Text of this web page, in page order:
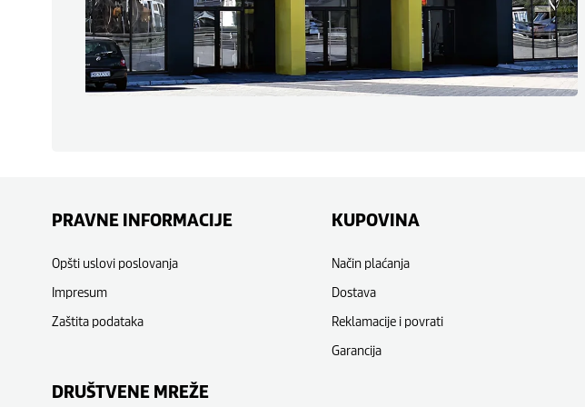
PRAVNE INFORMACIJE
Opšti uslovi poslovanja
Impresum
Zaštita podataka
DRUŠTVENE MREŽE
KUPOVINA
Način plaćanja
Dostava
Reklamacije i povrati
Garancija